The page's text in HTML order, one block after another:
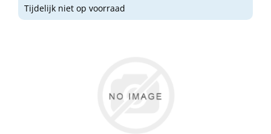
Tijdelijk niet op voorraad